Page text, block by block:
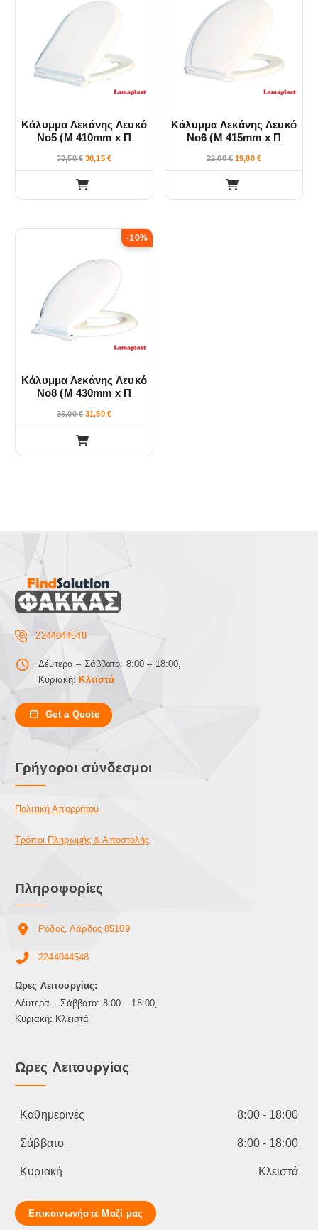
Κάλυμμα Λεκάνης Λευκό
Νο5 (Μ 410mm x Π
33,50€ 30,15 €
Κάλυμμα Λεκάνης Λευκό
Νο6 (Μ 415mm x Π
22,00€ 19,80 €
-10%
Κάλυμμα Λεκάνης Λευκό
Νο8 (Μ 430mm x Π
35,00€ 31,50 €
2244044548
Δέυτερα – Σάββατο: 8:00 – 18:00,
Κυριακή:Κλειστά
Get a Quote
Γρήγοροι σύνδεσμοι
Πολιτική Απορρήτου
Τρόποι Πληρωμής & Αποστολής
Πληροφορίες
Ρόδος, Λάρδος 85109
2244044548
Ωρες Λειτουργίας:
Δέυτερα – Σάββατο: 8:00 – 18:00,
Κυριακή: Κλειστά
Ωρες Λειτουργίας
Καθημερινές 8:00 - 18:00
Σάββατο 8:00 - 18:00
Κυριακή Κλειστά
Επικοινωνήστε Μαζί μας